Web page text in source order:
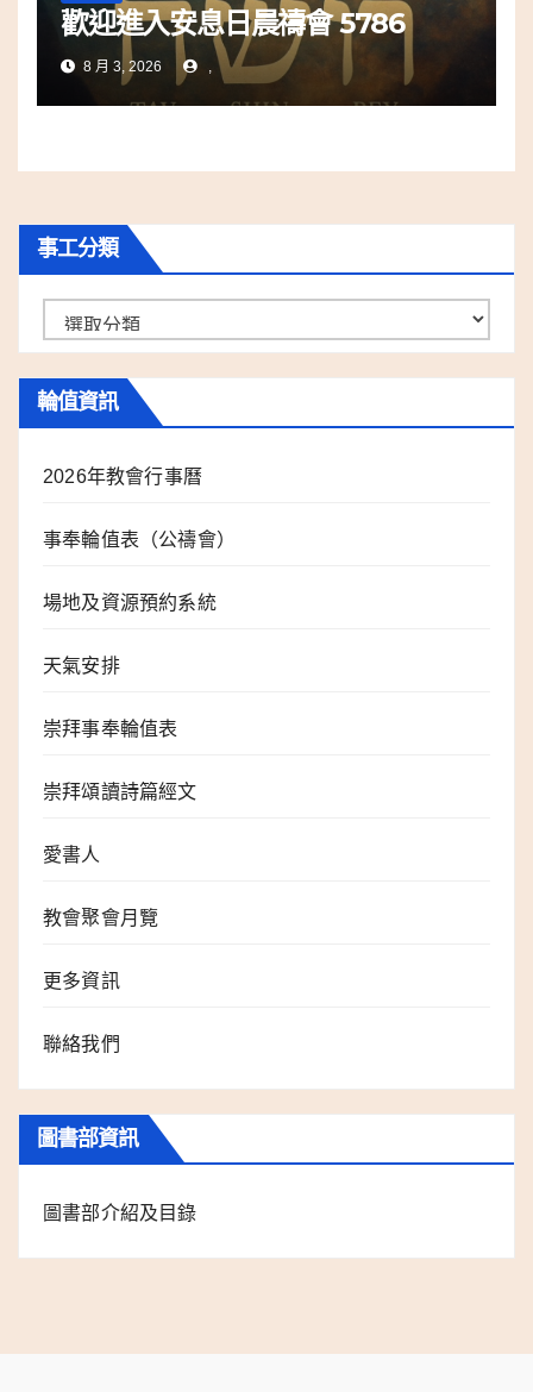
歡迎進入安息日晨禱會 5786
8 月 3, 2026 ,
事工分類
工
分
輪值資訊
2026年教會行事曆
事奉輪值表（公禱會）
場地及資源預約系統
天氣安排
崇拜事奉輪值表
崇拜頌讀詩篇經文
愛書人
教會聚會月覽
更多資訊
聯絡我們
圖書部資訊
圖書部介紹及目錄